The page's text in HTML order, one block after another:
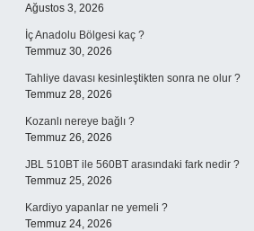
Ağustos 3, 2026
İç Anadolu Bölgesi kaç ?
Temmuz 30, 2026
Tahliye davası kesinleştikten sonra ne olur ?
Temmuz 28, 2026
Kozanlı nereye bağlı ?
Temmuz 26, 2026
JBL 510BT ile 560BT arasındaki fark nedir ?
Temmuz 25, 2026
Kardiyo yapanlar ne yemeli ?
Temmuz 24, 2026